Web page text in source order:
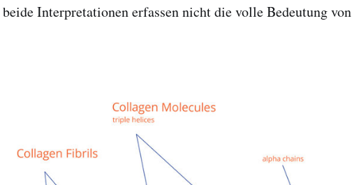
Interpretationen erfassen nicht die volle Bedeutung von